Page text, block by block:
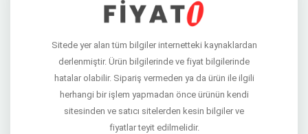
Sitede yer alan tüm bilgiler internetteki kaynaklardan
derlenmiştir. Ürün bilgilerinde ve fiyat bilgilerinde
hatalar olabilir. Sipariş vermeden ya da ürün ile ilgili
herhangi bir işlem yapmadan önce ürünün kendi
sitesinden ve satıcı sitelerden kesin bilgiler ve
fiyatlar teyit edilmelidir.